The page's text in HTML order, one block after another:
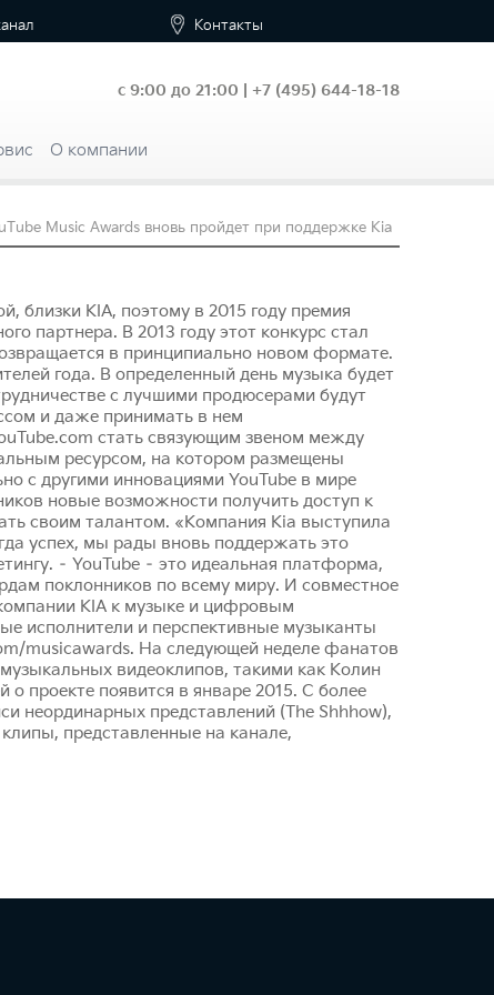
Контакты
с 9:00 до 21:00 | +7 (495) 644-18-18
О компании
Music Awards вновь пройдет при поддержке Kia
близки KIA, поэтому в 2015 году премия
партнера. В 2013 году этот конкурс стал
в принципиально новом формате.
года. В определенный день музыка будет
с лучшими продюсерами будут
и даже принимать в нем
стать связующим звеном между
ресурсом, на котором размещены
с другими инновациями YouTube в мире
новые возможности получить доступ к
своим талантом. «Компания Kia выступила
успех, мы рады вновь поддержать это
– YouTube – это идеальная платформа,
поклонников по всему миру. И совместное
KIA к музыке и цифровым
исполнители и перспективные музыканты
musicawards. На следующей неделе фанатов
видеоклипов, такими как Колин
проекте появится в январе 2015. С более
неординарных представлений (The Shhhow),
представленные на канале,